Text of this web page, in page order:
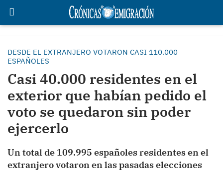
DESDE EL EXTRANJERO VOTARON CASI 110.000
ESPAÑOLES
Casi 40.000 residentes en el
exterior que habían pedido el
voto se quedaron sin poder
ejercerlo
Un total de 109.995 españoles residentes en el
extranjero votaron en las pasadas elecciones